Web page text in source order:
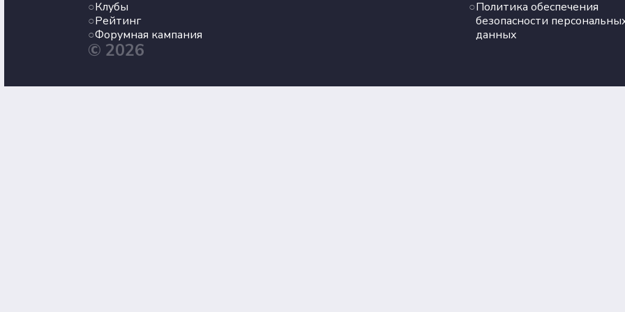
Клубы
Рейтинг
Форумная кампания
Политика обеспечения
безопасности
данных
© 2026